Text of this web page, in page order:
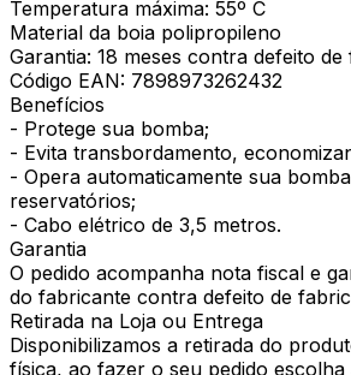
Temperatura máxima: 55º C
Material da boia polipropileno
Garantia: 18 meses contra defeito
Código EAN: 7898973262432
Benefícios
- Protege sua bomba;
- Evita transbordamento,
- Opera automaticamente sua
reservatórios;
- Cabo elétrico de 3,5 metros.
Garantia
O pedido acompanha nota fiscal e
do fabricante contra defeito de
Retirada na Loja ou Entrega
Disponibilizamos a retirada do
física, ao fazer o seu pedido